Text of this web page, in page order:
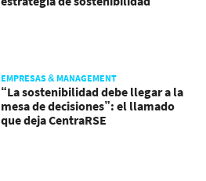
EMPRESAS & MANAGEMENT
“La sostenibilidad debe llegar a la
mesa de decisiones”: el llamado
que deja CentraRSE